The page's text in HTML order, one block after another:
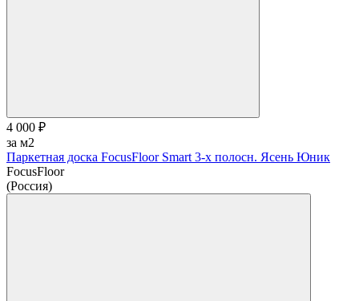
4 000 ₽
за м2
Паркетная доска FocusFloor Smart 3-х полосн. Ясень Юник
FocusFloor
(Россия)